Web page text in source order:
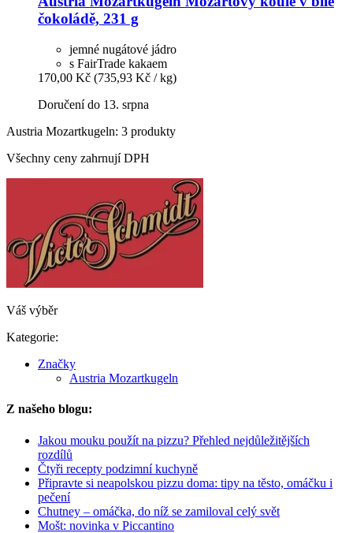
čokoládě, 231 g
jemné nugátové jádro
s FairTrade kakaem
170,00 Kč (735,93 Kč / kg)
Doručení do 13. srpna
Austria Mozartkugeln: 3 produkty
Všechny ceny zahrnují DPH
Váš výběr
Kategorie:
Značky
Austria Mozartkugeln
Z našeho blogu:
Jakou mouku použít na pizzu? Přehled nejdůležitějších
rozdílů
Čtyři recepty podzimní kuchyně
Připravte si neapolskou pizzu doma: tipy na těsto, omáčku i
pečení
Chutney – omáčka, do níž se zamiloval celý svět
Mošt: novinka v Piccantino